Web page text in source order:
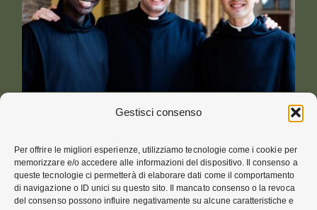
Gestisci consenso
Per offrire le migliori esperienze, utilizziamo tecnologie come i cookie per
memorizzare e/o accedere alle informazioni del dispositivo. Il consenso a
queste tecnologie ci permetterà di elaborare dati come il comportamento
di navigazione o ID unici su questo sito. Il mancato consenso o la revoca
del consenso possono influire negativamente su alcune caratteristiche e
NORME di CONDOTTA
Norme in Caso di Molestiepdf (IT)